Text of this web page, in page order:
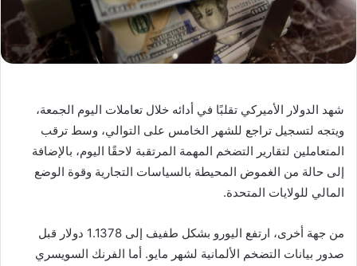
شهد الدولار الأميركي تقلبًا في أدائه خلال تعاملات اليوم الجمعة،
ويتجه لتسجيل تراجع للشهر الخامس على التوالي، وسط ترقب
المتعاملين لتقارير التضخم المهمة المرتقبة لاحقًا اليوم، بالإضافة
إلى حالة من الغموض المحيطة بالسياسات التجارية وقوة الوضع
المالي للولايات المتحدة.
من جهة أخرى، ارتفع اليورو بشكل طفيف إلى 1.1378 دولار قبل
صدور بيانات التضخم الألمانية لشهر مايو. أما الفرنك السويسري